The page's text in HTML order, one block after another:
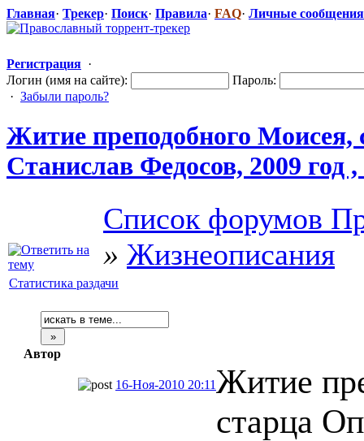
Главная· Трекер· Поиск· Правила· FAQ· Личные сообщения
Регистрация ·
Логин (имя на сайте):
Пароль:
· Забыли пароль?
Житие преподобного Моисея,
Станислав Федосов, 2009 год
Список форумов
» Жизнеописания
Статистика раздачи
Автор
16-Ноя-2010 20:11Житие
старца